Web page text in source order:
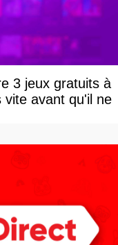
3 jeux gratuits à
avant qu'il ne